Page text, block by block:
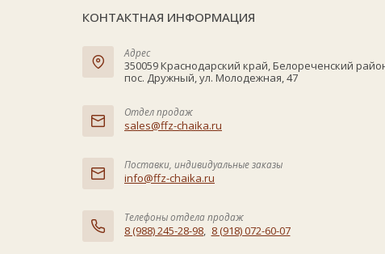
КОНТАКТНАЯ ИНФОРМАЦИЯ
Адрес
350059 Краснодарский край, Белореченский
пос. Дружный, ул. Молодежная, 47
Отдел продаж
sales@ffz-chaika.ru
Поставки, индивидуальные заказы
info@ffz-chaika.ru
Телефоны отдела продаж
8 (988) 245-28-98, 8 (918) 072-60-07